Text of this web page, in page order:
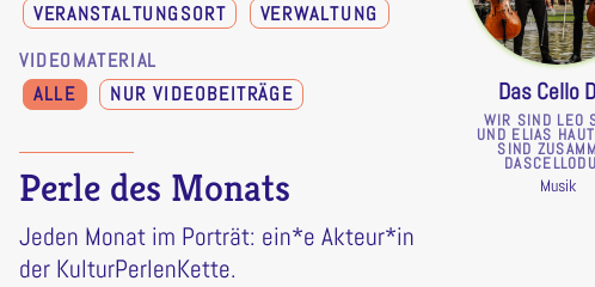
VERANSTALTUNGSORT
VERWALTUNG
VIDEOMATERIAL
ALLE
NUR VIDEOBEITRÄGE
Perle des Monats
Jeden Monat im Porträt: ein*e Akteur*in
der KulturPerlenKette.
Das Cello
WIR SIND LEO
UND ELIAS
SIND
Musik